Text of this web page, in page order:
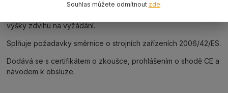
výšky zdvihu na vyžádání.
Splňuje požadavky směrnice o strojních zařízeních 2006/42/ES.
Dodává se s certifikátem o zkoušce, prohlášením o shodě CE a
návodem k obsluze.
Souhlas můžete odmítnout zde.